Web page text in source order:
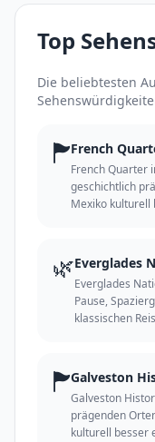
Top
Die beliebtesten
🏲French
French Quarter
geschichtlich
Mexiko kulturell
🌿Everglades
Everglades
Pause,
klassischen
🏲Galveston
Galveston
prägenden
kulturell besser